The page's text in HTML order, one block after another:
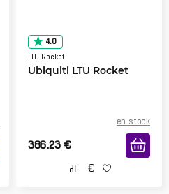
4.0
LTU-Rocket
Ubiquiti LTU Rocket
en stock
386.23 €